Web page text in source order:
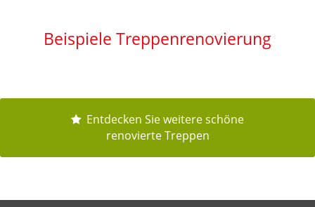
Beispiele Treppenrenovierung
Entdecken Sie weitere schöne
renovierte Treppen